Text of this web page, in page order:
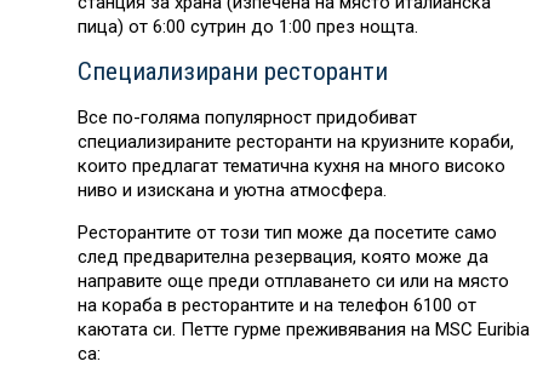
пица) от 6:00 сутрин до 1:00 през нощта.
Специализирани ресторанти
Все по-голяма популярност придобиват
специализираните ресторанти на круизните кораби,
които предлагат тематична кухня на много високо
ниво и изискана и уютна атмосфера.
Ресторантите от този тип може да посетите само
след предварителна резервация, която може да
направите още преди отплаването си или на място
на кораба в ресторантите и на телефон 6100 от
каютата си. Петте гурме преживявания на MSC Euribia
са: